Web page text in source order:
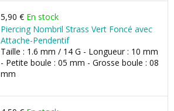
5,90 € En stock
Piercing Nombril Strass Vert Foncé avec
Attache-Pendentif
Taille : 1.6 mm / 14 G - Longueur : 10 mm
- Petite boule : 05 mm - Grosse boule : 08
mm